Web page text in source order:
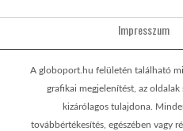
Impresszum
A globoport.hu felületén található
grafikai megjelenítést, az
kizárólagos tulajdona.
továbbértékesítés, egészében vagy